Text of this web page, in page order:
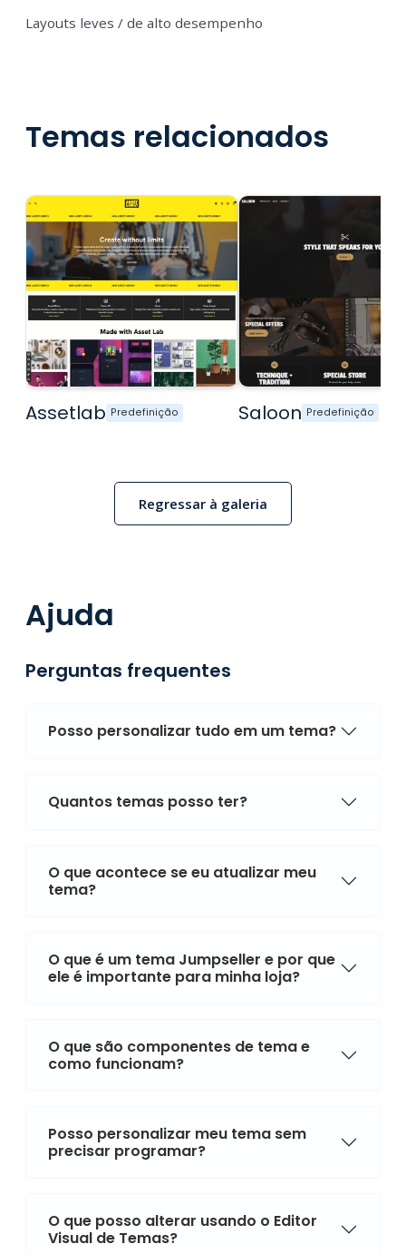
Layouts leves / de alto desempenho
Temas relacionados
Assetlab Predefinição Saloon Predefinição
Regressar à galeria
Ajuda
Perguntas frequentes
Posso personalizar tudo em um tema?
Quantos temas posso ter?
O que acontece se eu atualizar meu
tema?
O que é um tema Jumpseller e por que
ele é importante para minha loja?
O que são componentes de tema e
como funcionam?
Posso personalizar meu tema sem
precisar programar?
O que posso alterar usando o Editor
Visual de Temas?